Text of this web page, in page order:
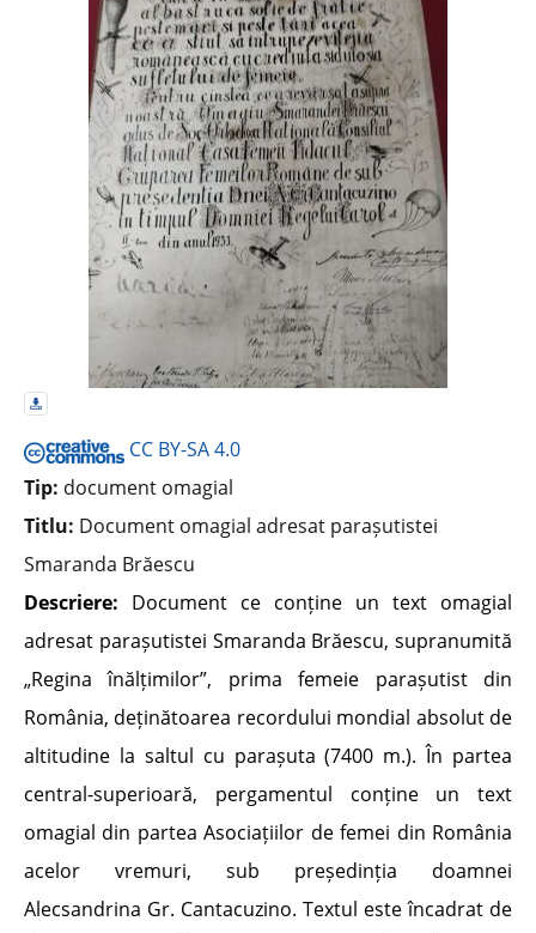
CC BY-SA 4.0
Tip: document omagial
Titlu: Document omagial adresat parașutistei
Smaranda Brăescu
Descriere: Document ce conține un text omagial
adresat parașutistei Smaranda Brăescu, supranumită
„Regina înălțimilor”, prima femeie parașutist din
România, deținătoarea recordului mondial absolut de
altitudine la saltul cu parașuta (7400 m.). În partea
central-superioară, pergamentul conține un text
omagial din partea Asociațiilor de femei din România
acelor vremuri, sub președinția doamnei
Alecsandrina Gr. Cantacuzino. Textul este încadrat de